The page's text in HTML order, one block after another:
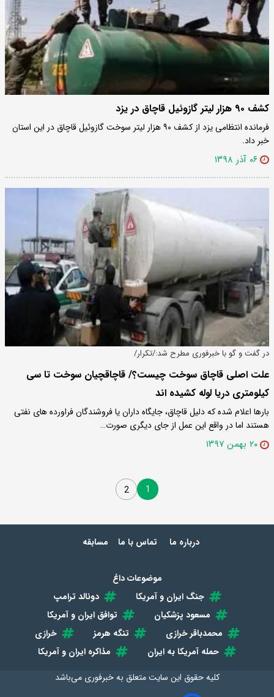
کشف ۹۰ هزار لیتر گازوئیل قاچاق در یزد
فرمانده انتظامی یزد از کشف ۹۰ هزار لیتر سوخت گازوئیل قاچاق در این استان
خبر داد.
۰۶ آذر ۱۳۹۸
در گفت و گو با خبرفوری مطرح شد:/تکرار/
علت اصلی قاچاق سوخت چیست؟/ قاچاقچیان سوخت تا سی
کیلومتری دریا لوله کشیده اند
بارها اعلام شده که دلیل قاچاق، جایگاه داران یا فروشندگان فراورده های نفتی
هستند اما در واقع این عمل از جای دیگری صورت…
۲۰ بهمن ۱۳۹۷
1
2
درباره ما تماس با ما مسابقه
موضوعات داغ
جنگ ایران و آمریکا
دونالد ترامپ
مسعود پزشکیان
توافق ایران و آمریکا
محمدباقر خرازی
تنگه هرمز
خرازی
حمله آمریکا به ایران
مذاکره ایران و آمریکا
کلیه حقوق این سایت متعلق بهخبرفوری می‌باشد